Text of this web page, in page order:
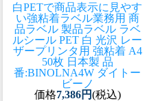
白PETで商品表示に見やす
い強粘着ラベル業務用 商
品ラベル 製品ラベル ラベ
ルシール PET 白 光沢 レー
ザープリンタ用 強粘着 A4
50枚 日本製 品
番:BINOLNA4W ダイトー
ビーノ
価格7,386円(税込)